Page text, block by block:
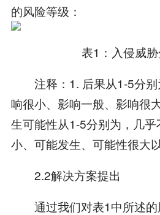
的风险等级：
表1：入侵威
注释：1. 后果从1-5分别
响很小、影响一般、影响很
生可能性从1-5分别为，几
小、可能发生、可能性很大
2.2解决方案提出
通过我们对表1中所述的